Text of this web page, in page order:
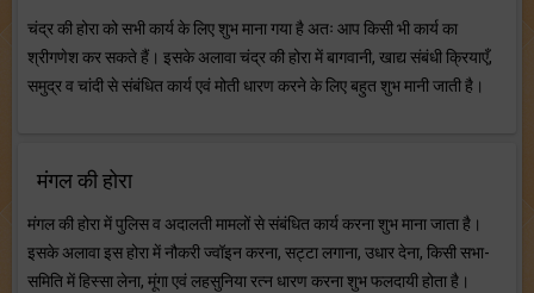
चंद्र की होरा को सभी कार्य के लिए शुभ माना गया है अतः आप किसी भी कार्य का
श्रीगणेश कर सकते हैं। इसके अलावा चंद्र की होरा में बागवानी, खाद्य संबंधी क्रियाएँ,
समुद्र व चांदी से संबंधित कार्य एवं मोती धारण करने के लिए बहुत शुभ मानी जाती है।
मंगल की होरा
मंगल की होरा में पुलिस व अदालती मामलों से संबंधित कार्य करना शुभ माना जाता है।
इसके अलावा इस होरा में नौकरी ज्वॉइन करना, सट्टा लगाना, उधार देना, किसी सभा-
समिति में हिस्सा लेना, मूंगा एवं लहसुनिया रत्न धारण करना शुभ फलदायी होता है।